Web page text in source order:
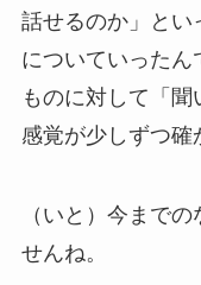
話せるのか」とい
についていった
ものに対して「聞
感覚が少しずつ確
（いと）今まで
せんね。